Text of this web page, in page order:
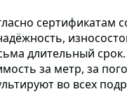
сертификатам
длительный срок.
за метр, за
во всех